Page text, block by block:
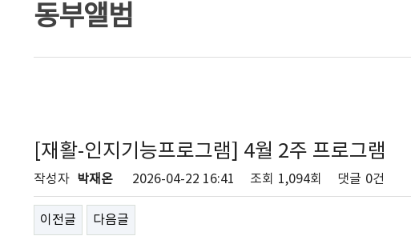
동부앨범
[재활-인지기능프로그램] 4월 2주 프로그램
작성자 박재온 2026-04-22 16:41 조회 1,094회 댓글 0건
이전글 다음글